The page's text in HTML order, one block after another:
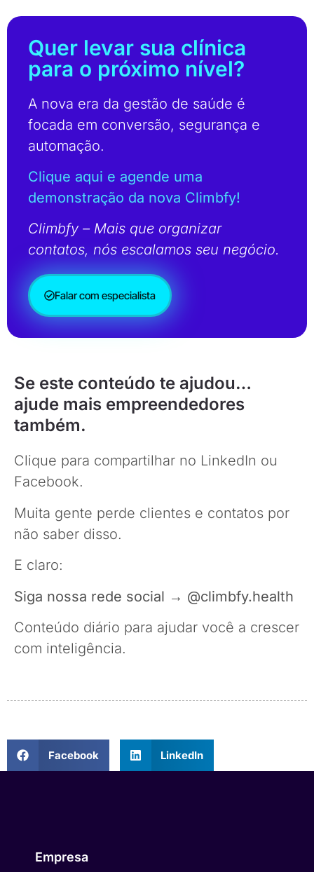
Quer levar sua clínica
para o próximo nível?
A nova era da gestão de saúde é
focada em conversão, segurança e
automação.
Clique aqui e agende uma
demonstração da nova Climbfy!
Climbfy – Mais que organizar
contatos, nós escalamos seu negócio.
Falar com especialista
Se este conteúdo te ajudou…
ajude mais empreendedores
também.
Clique para compartilhar no LinkedIn ou
Facebook.
Muita gente perde clientes e contatos por
não saber disso.
E claro:
Siga nossa rede social → @climbfy.health
Conteúdo diário para ajudar você a crescer
com inteligência.
Facebook LinkedIn
Empresa